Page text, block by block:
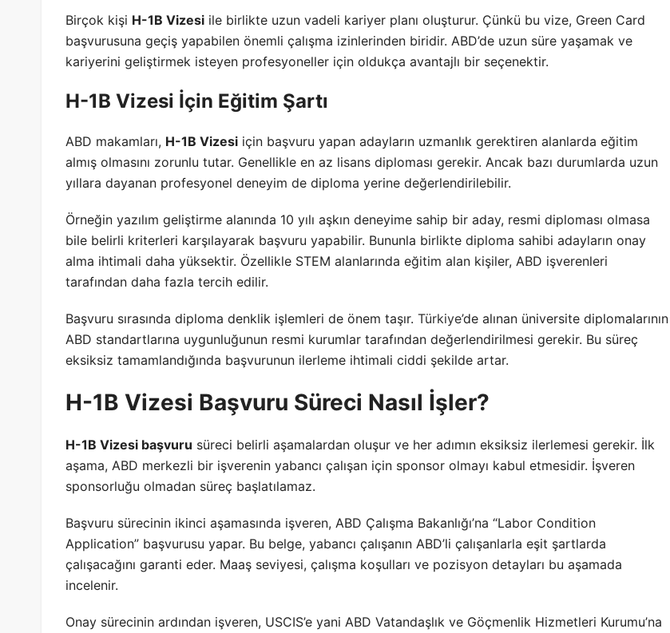
Birçok kişi H-1B Vizesi ile birlikte uzun vadeli kariyer planı oluşturur. Çünkü bu vize, Green Card
başvurusuna geçiş yapabilen önemli çalışma izinlerinden biridir. ABD’de uzun süre yaşamak ve
kariyerini geliştirmek isteyen profesyoneller için oldukça avantajlı bir seçenektir.
H-1B Vizesi İçin Eğitim Şartı
ABD makamları, H-1B Vizesi için başvuru yapan adayların uzmanlık gerektiren alanlarda eğitim
almış olmasını zorunlu tutar. Genellikle en az lisans diploması gerekir. Ancak bazı durumlarda uzun
yıllara dayanan profesyonel deneyim de diploma yerine değerlendirilebilir.
Örneğin yazılım geliştirme alanında 10 yılı aşkın deneyime sahip bir aday, resmi diploması olmasa
bile belirli kriterleri karşılayarak başvuru yapabilir. Bununla birlikte diploma sahibi adayların onay
alma ihtimali daha yüksektir. Özellikle STEM alanlarında eğitim alan kişiler, ABD işverenleri
tarafından daha fazla tercih edilir.
Başvuru sırasında diploma denklik işlemleri de önem taşır. Türkiye’de alınan üniversite diplomalarının
ABD standartlarına uygunluğunun resmi kurumlar tarafından değerlendirilmesi gerekir. Bu süreç
eksiksiz tamamlandığında başvurunun ilerleme ihtimali ciddi şekilde artar.
H-1B Vizesi Başvuru Süreci Nasıl İşler?
H-1B Vizesi başvuru süreci belirli aşamalardan oluşur ve her adımın eksiksiz ilerlemesi gerekir. İlk
aşama, ABD merkezli bir işverenin yabancı çalışan için sponsor olmayı kabul etmesidir. İşveren
sponsorluğu olmadan süreç başlatılamaz.
Başvuru sürecinin ikinci aşamasında işveren, ABD Çalışma Bakanlığı’na “Labor Condition
Application” başvurusu yapar. Bu belge, yabancı çalışanın ABD’li çalışanlarla eşit şartlarda
çalışacağını garanti eder. Maaş seviyesi, çalışma koşulları ve pozisyon detayları bu aşamada
incelenir.
Onay sürecinin ardından işveren, USCIS’e yani ABD Vatandaşlık ve Göçmenlik Hizmetleri Kurumu’na